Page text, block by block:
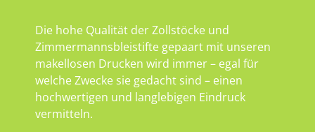
Die hohe Qualität der Zollstöcke und
Zimmermannsbleistifte gepaart mit unseren
makellosen Drucken wird immer – egal für
welche Zwecke sie gedacht sind – einen
hochwertigen und langlebigen Eindruck
vermitteln.